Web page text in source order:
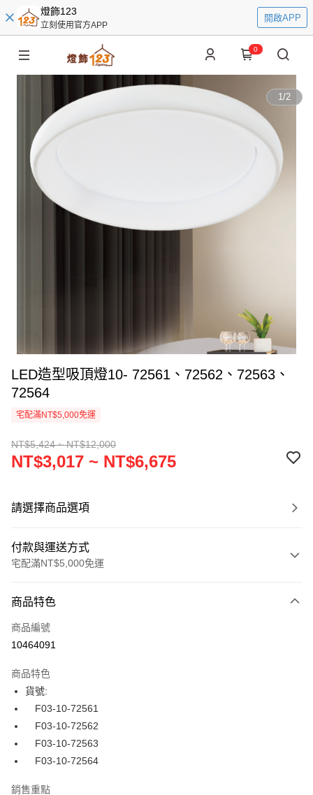
燈飾123
立刻使用官方APP
開啟APP
0
1/2
LED造型吸頂燈10- 72561、72562、72563、
72564
宅配滿NT$5,000免運
NT$5,424 ~ NT$12,000
NT$3,017 ~ NT$6,675
請選擇商品選項
付款與運送方式
宅配滿NT$5,000免運
信用卡一次付款
LINE Pay
街口支付
悠遊付
全盈+PAY
AFTEE先享後付
相關說明
商品特色
商品編號
10464091
商品特色
貨號:
F03-10-72561
F03-10-72562
F03-10-72563
F03-10-72564
銷售重點